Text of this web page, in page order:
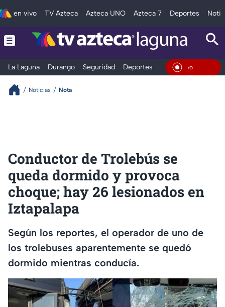
en vivo TV Azteca Azteca UNO Azteca 7 Deportes
La Laguna Durango Seguridad Deportes EntretenimientoEn
Noticias Nota
Conductor de Trolebús se
queda dormido y provoca
choque; hay 26 lesionados en
Iztapalapa
Según los reportes, el operador de uno de
los trolebuses aparentemente se quedó
dormido mientras conducía.